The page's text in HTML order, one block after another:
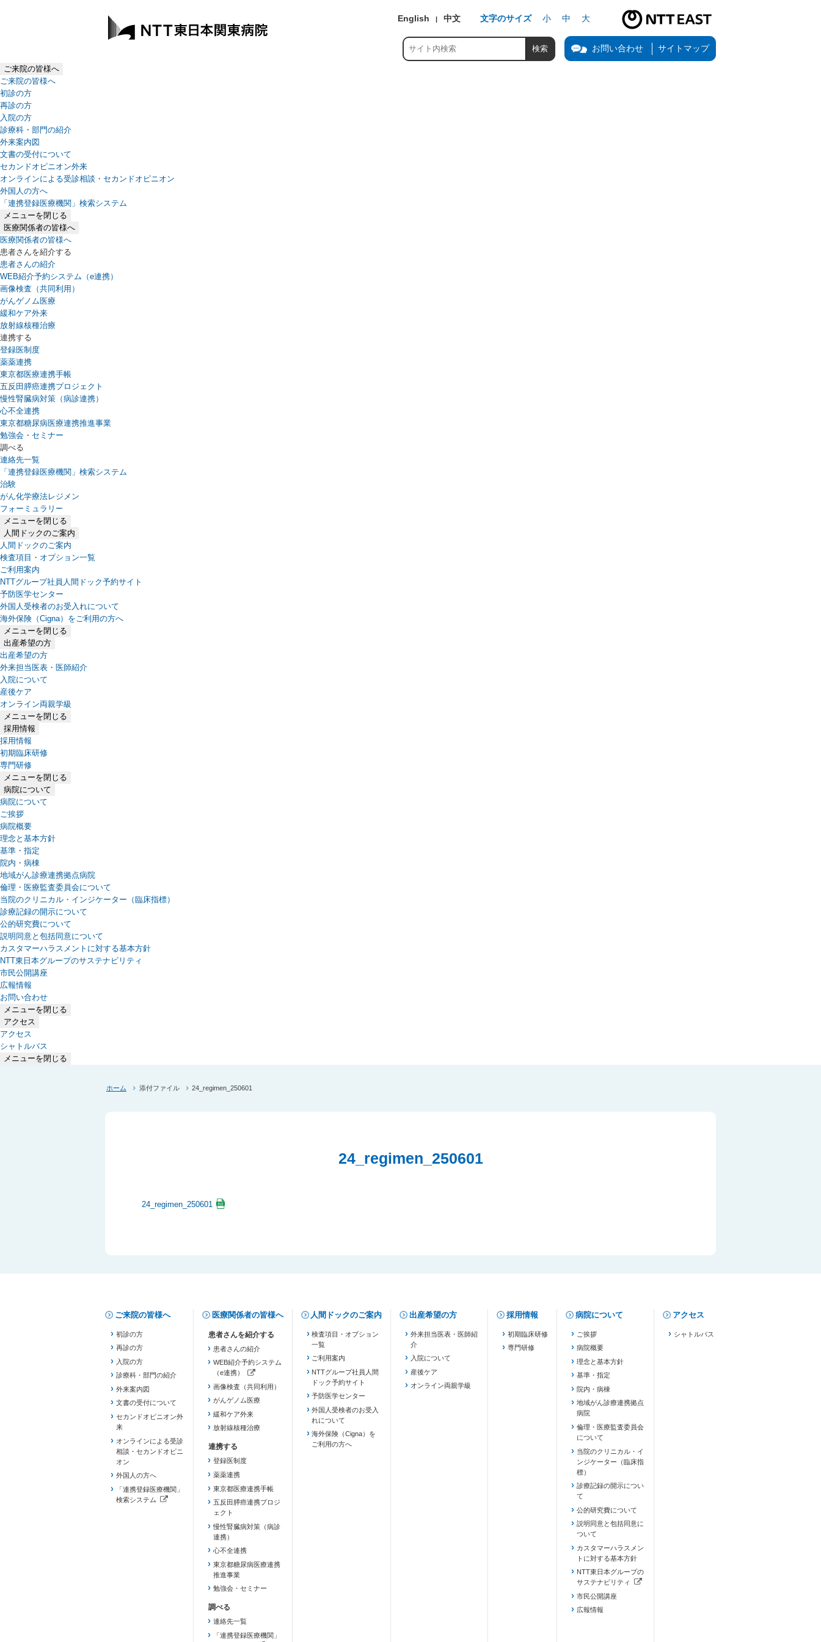
English 中文 文字のサイズ 小 中 大
NTT東日本公式サイト（新しいタブで開きます）
お問い合わせ サイトマップ
ご来院の皆様へ
ご来院の皆様へ
初診の方
再診の方
入院の方
診療科・部門の紹介
外来案内図
文書の受付について
セカンドオピニオン外来
オンラインによる受診相談・セカンドオピニオン
外国人の方へ
「連携登録医療機関」検索システム
（新しいタブで開きます）
メニューを閉じる
医療関係者の皆様へ
医療関係者の皆様へ
患者さんを紹介する
患者さんの紹介
WEB紹介予約システム（e連携）
（新しいタブで開きます）
画像検査（共同利用）
がんゲノム医療
緩和ケア外来
放射線核種治療
連携する
登録医制度
薬薬連携
東京都医療連携手帳
五反田膵癌連携プロジェクト
慢性腎臓病対策（病診連携）
心不全連携
東京都糖尿病医療連携推進事業
勉強会・セミナー
調べる
連絡先一覧
「連携登録医療機関」検索システム
（新しいタブで開きます）
治験
がん化学療法レジメン
フォーミュラリー
（PDFファイル、新しいタブで開きます）
メニューを閉じる
人間ドックのご案内
人間ドックのご案内
検査項目・オプション一覧
ご利用案内
NTTグループ社員人間ドック予約サイト
予防医学センター
外国人受検者のお受入れについて
海外保険（Cigna）をご利用の方へ
メニューを閉じる
出産希望の方
出産希望の方
外来担当医表・医師紹介
入院について
産後ケア
オンライン両親学級
メニューを閉じる
採用情報
採用情報
初期臨床研修
専門研修
メニューを閉じる
病院について
病院について
ご挨拶
病院概要
理念と基本方針
基準・指定
院内・病棟
地域がん診療連携拠点病院
倫理・医療監査委員会について
当院のクリニカル・インジケーター（臨床指標）
診療記録の開示について
公的研究費について
説明同意と包括同意について
カスタマーハラスメントに対する基本方針
NTT東日本グループのサステナビリティ
（新しいタブで開きます）
市民公開講座
広報情報
お問い合わせ
メニューを閉じる
アクセス
アクセス
シャトルバス
メニューを閉じる
ホーム 添付ファイル 24_regimen_250601
24_regimen_250601
24_regimen_250601
ご来院の皆様へ
初診の方
再診の方
入院の方
診療科・部門の紹介
外来案内図
文書の受付について
セカンドオピニオン外
来
オンラインによる受診
相談・セカンドオピニ
オン
外国人の方へ
「連携登録医療機関」
検索システム
医療関係者の皆様へ
患者さんの紹介
WEB紹介予約システム
（e連携）
（新しいタブで開きます）
画像検査（共同利用）
がんゲノム医療
緩和ケア外来
放射線核種治療
登録医制度
薬薬連携
東京都医療連携手帳
五反田膵癌連携プロジ
ェクト
慢性腎臓病対策（病診
連携）
心不全連携
東京都糖尿病医療連携
推進事業
勉強会・セミナー
連絡先一覧
「連携登録医療機関」
人間ドックのご案内
検査項目・オプション
一覧
ご利用案内
NTTグループ社員人間
ドック予約サイト
予防医学センター
外国人受検者のお受入
れについて
海外保険（Cigna）を
ご利用の方へ
出産希望の方
外来担当医表・医師紹
介
入院について
産後ケア
オンライン両親学級
採用情報
初期臨床研修
専門研修
病院について
ご挨拶
病院概要
理念と基本方針
基準・指定
院内・病棟
地域がん診療連携拠点
病院
倫理・医療監査委員会
について
当院のクリニカル・イ
ンジケーター（臨床指
標）
診療記録の開示につい
て
公的研究費について
説明同意と包括同意に
ついて
カスタマーハラスメン
トに対する基本方針
NTT東日本グループの
サステナビリティ
（新しいタブで開きます）
市民公開講座
広報情報
アクセス
シャトルバス